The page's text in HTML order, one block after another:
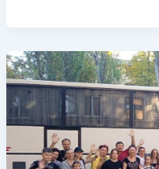
придбали
два
“Старлінки”
для
ЗСУ